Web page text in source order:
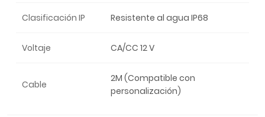
Clasificación IP Resistente al agua IP68
Voltaje CA/CC 12 V
Cable
2M (Compatible con
personalización)